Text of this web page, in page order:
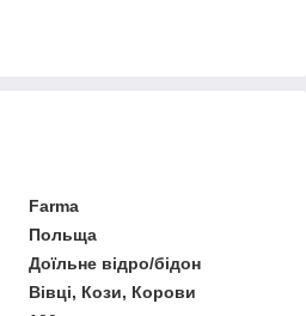
Farma
Польща
Доїльне відро/бідон
Вівці, Кози, Корови